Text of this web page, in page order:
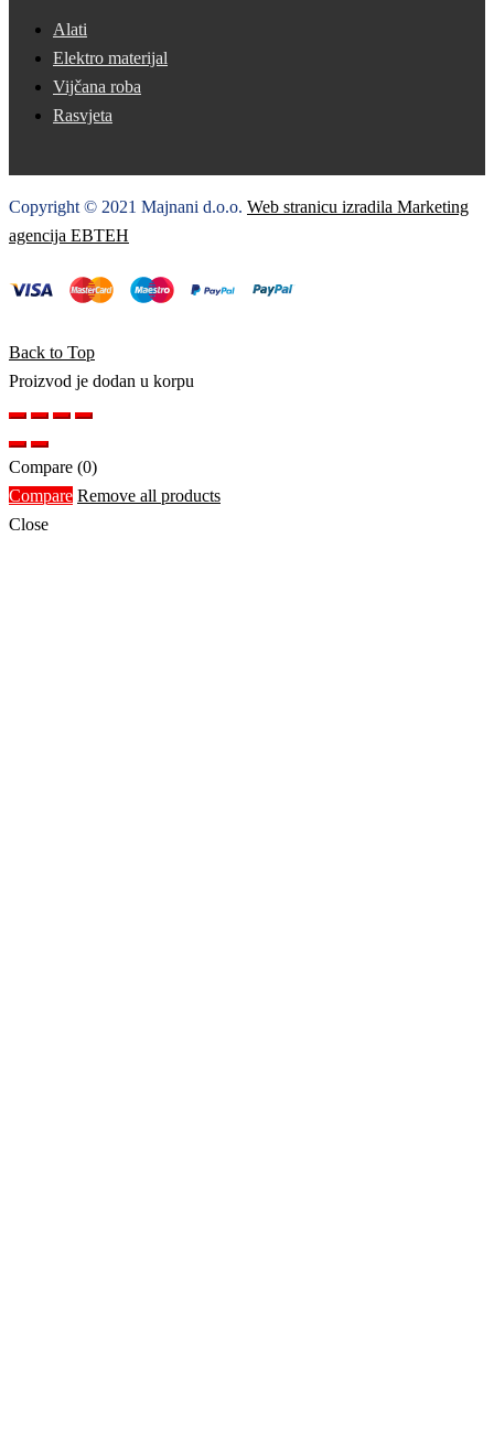
Alati
Elektro materijal
Vijčana roba
Rasvjeta
Copyright © 2021 Majnani d.o.o. Web stranicu izradila Marketing
agencija EBTEH
Back to Top
Proizvod je dodan u korpu
Compare (0)
Compare Remove all products
Close